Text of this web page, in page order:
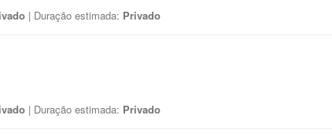
| Duração estimada: Privado
| Duração estimada: Privado